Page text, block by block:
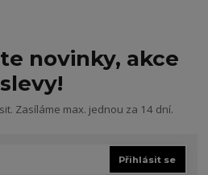
novinky, akce
Zasíláme max. jednou za 14 dní.
Přihlásit se